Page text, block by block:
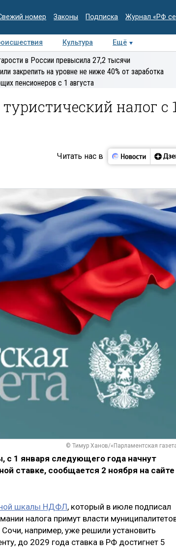
номер Законы Подписка Журнал «РФ
Культура Ещё
Интервью Колумнисты
в России превысила 27,2 тысячи
закрепить на уровне не ниже 40% от заработка
пенсионеров с 1 августа
налог с
Читать нас в
© Тимур Ханов/«Парламентская
с 1 января следующего года начнут
ставке, сообщается 2 ноября на сайте
шкалы НДФЛ, который в июле подписал
налога примут власти
например, уже решили установить
до 2029 года ставка в РФ достигнет 5